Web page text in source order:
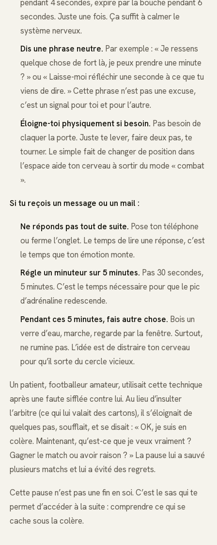
pendant 4 secondes, expire par la bouche pendant 6
secondes. Juste une fois. Ça suffit à calmer le
système nerveux.
Dis une phrase neutre. Par exemple : « Je ressens
quelque chose de fort là, je peux prendre une minute
? » ou « Laisse-moi réfléchir une seconde à ce que tu
viens de dire. » Cette phrase n’est pas une excuse,
c’est un signal pour toi et pour l’autre.
Éloigne-toi physiquement si besoin. Pas besoin de
claquer la porte. Juste te lever, faire deux pas, te
tourner. Le simple fait de changer de position dans
l’espace aide ton cerveau à sortir du mode « combat
».
Si tu reçois un message ou un mail :
Ne réponds pas tout de suite. Pose ton téléphone
ou ferme l’onglet. Le temps de lire une réponse, c’est
le temps que ton émotion monte.
Régle un minuteur sur 5 minutes. Pas 30 secondes,
5 minutes. C’est le temps nécessaire pour que le pic
d’adrénaline redescende.
Pendant ces 5 minutes, fais autre chose. Bois un
verre d’eau, marche, regarde par la fenêtre. Surtout,
ne rumine pas. L’idée est de distraire ton cerveau
pour qu’il sorte du cercle vicieux.
Un patient, footballeur amateur, utilisait cette technique
après une faute sifflée contre lui. Au lieu d’insulter
l’arbitre (ce qui lui valait des cartons), il s’éloignait de
quelques pas, soufflait, et se disait : « OK, je suis en
colère. Maintenant, qu’est-ce que je veux vraiment ?
Gagner le match ou avoir raison ? » La pause lui a sauvé
plusieurs matchs et lui a évité des regrets.
Cette pause n’est pas une fin en soi. C’est le sas qui te
permet d’accéder à la suite : comprendre ce qui se
cache sous la colère.